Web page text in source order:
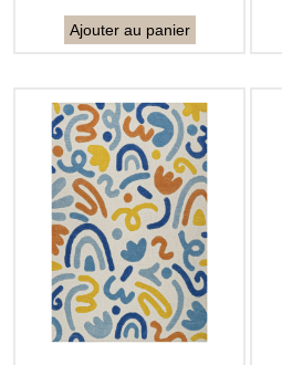
Ajouter au panier